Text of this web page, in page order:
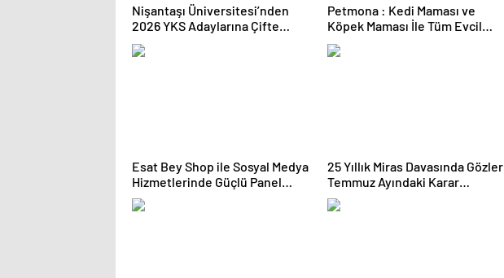
Nişantaşı Üniversitesi’nden
2026 YKS Adaylarına Çifte
Güvence: Sabit Ücret ve
Kesintisiz Burs
Petmona : Kedi Maması ve
Köpek Maması İle Tüm Evcil
Hayvan Ürünleri
Esat Bey Shop ile Sosyal Medya
Hizmetlerinde Güçlü Panel
Deneyimi
25 Yıllık Miras Davasında Gözler
Temmuz Ayındaki Karar
Duruşmasına Çevrildi